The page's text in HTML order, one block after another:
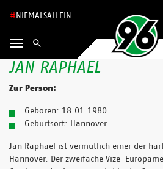
NIEMALSALLEIN
JAN RAPHAEL
Zur Person:
Geboren: 18.01.1980
Geburtsort: Hannover
Jan Raphael ist vermutlich einer der
Hannover. Der zweifache Vize-